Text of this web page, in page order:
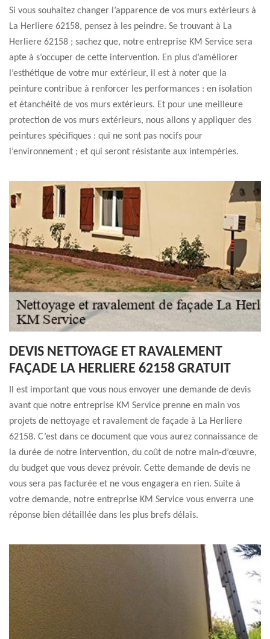
Si vous souhaitez changer l’apparence de vos murs extérieurs à
La Herliere 62158, pensez à les peindre. Se trouvant à La
Herliere 62158 ; sachez que, notre entreprise KM Service sera
apte à s’occuper de cette intervention. En plus d’améliorer
l’esthétique de votre mur extérieur, il est à noter que la
peinture contribue à renforcer les performances : en isolation
et étanchéité de vos murs extérieurs. Et pour une meilleure
protection de vos murs extérieurs, nous allons y appliquer des
peintures spécifiques : qui ne sont pas nocifs pour
l’environnement ; et qui seront résistante aux intempéries.
DEVIS NETTOYAGE ET RAVALEMENT
FAÇADE LA HERLIERE 62158 GRATUIT
Il est important que vous nous envoyer une demande de devis
avant que notre entreprise KM Service prenne en main vos
projets de nettoyage et ravalement de façade à La Herliere
62158. C’est dans ce document que vous aurez connaissance de
la durée de notre intervention, du coût de notre main-d’œuvre,
du budget que vous devez prévoir. Cette demande de devis ne
vous sera pas facturée et ne vous engagera en rien. Suite à
votre demande, notre entreprise KM Service vous enverra une
réponse bien détaillée dans les plus brefs délais.